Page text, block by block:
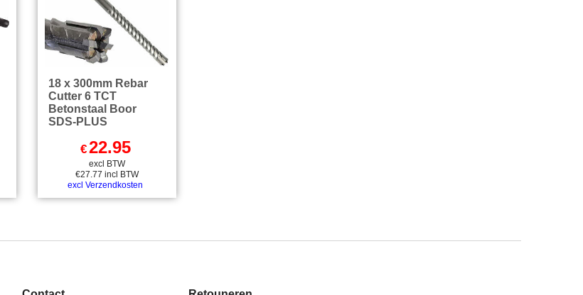
18 x 300mm Rebar
Cutter 6 TCT
Betonstaal Boor
SDS-PLUS
€22.95
excl BTW
€27.77 incl BTW
excl Verzendkosten